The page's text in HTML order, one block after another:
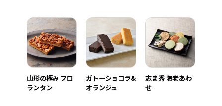
山形の極み フロ
ランタン
ガトーショコラ&
オランジュ
志ま秀 海老あわ
せ